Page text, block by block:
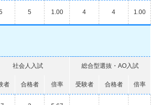
5 1.00 4 4 1.00
社会人入試 総合型選抜・AO入試
者 合格者 倍率 受験者 合格者 倍率